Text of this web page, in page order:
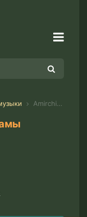
Amirchik - Песня для мамы